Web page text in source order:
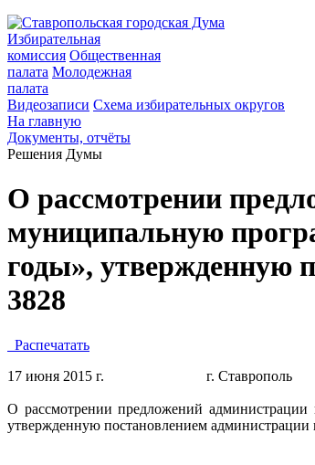
Избирательная
комиссия Общественная
палата Молодежная
палата
Видеозаписи Схема избирательных округов
На главную
Документы, отчёты
Решения Думы
О рассмотрении
муниципальную
годы», утвержденную
3828
Распечатать
17 июня 2015 г.
г. Ставрополь
О рассмотрении предложений администрации
утвержденную постановлением